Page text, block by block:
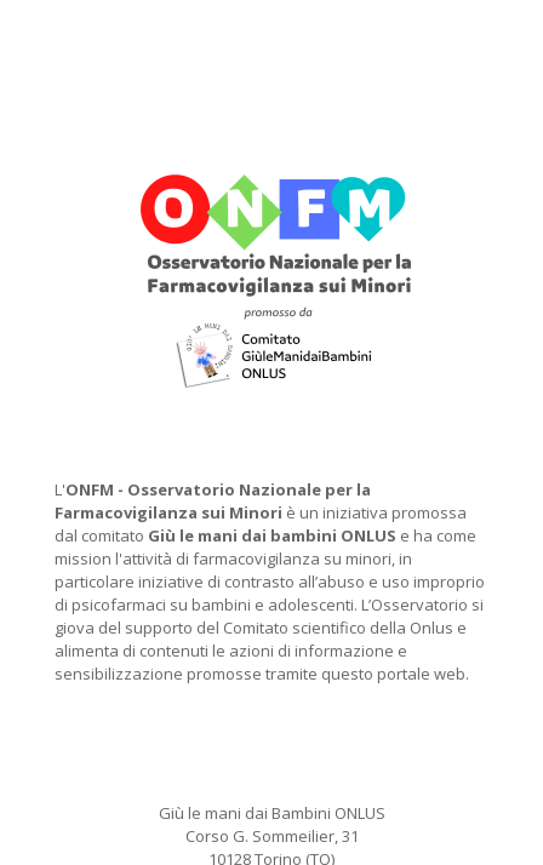
L'ONFM - Osservatorio Nazionale per la
Farmacovigilanza sui Minori è un iniziativa promossa
dal comitato Giù le mani dai bambini ONLUS e ha come
mission l'attività di farmacovigilanza su minori, in
particolare iniziative di contrasto all’abuso e uso improprio
di psicofarmaci su bambini e adolescenti. L’Osservatorio si
giova del supporto del Comitato scientifico della Onlus e
alimenta di contenuti le azioni di informazione e
sensibilizzazione promosse tramite questo portale web.
Giù le mani dai Bambini ONLUS
Corso G. Sommeilier, 31
10128 Torino (TO)